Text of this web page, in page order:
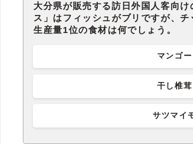
大分県が販売する訪日外国人客向
ス」はフィッシュがブリですが、
生産量1位の食材は何でしょう。
マンゴー
干し椎茸
サツマイ